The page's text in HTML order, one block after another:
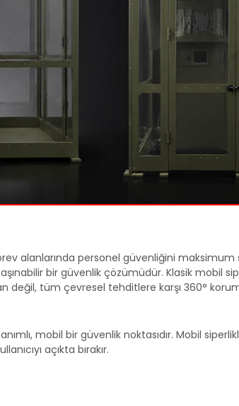
alanlarında personel güvenliğini
bir güvenlik çözümüdür. Klasik mobil
değil, tüm çevresel tehditlere karşı 360°
mobil bir güvenlik noktasıdır. Mobil
açıkta bırakır.